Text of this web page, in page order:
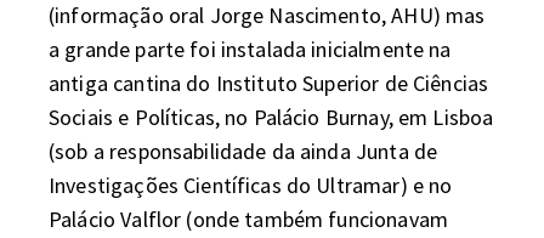
(informação oral Jorge Nascimento, AHU) mas
a grande parte foi instalada inicialmente na
antiga cantina do Instituto Superior de Ciências
Sociais e Políticas, no Palácio Burnay, em Lisboa
(sob a responsabilidade da ainda Junta de
Investigações Científicas do Ultramar) e no
Palácio Valflor (onde também funcionavam